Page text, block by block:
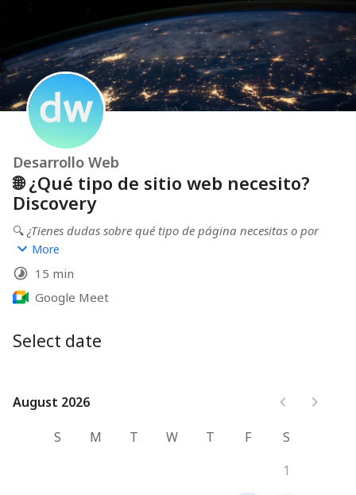
Desarrollo Web
🌐 ¿Qué tipo de sitio web necesito?
Discovery
🔍 ¿Tienes dudas sobre qué tipo de página necesitas o por
dónde empezar?
En esta sesión rápida analizamos tu negocio, objetivos y
te orientamos sobre la mejor solución web para ti.
Ideal si estás comenzando o quieres renovar tu sitio
More
15 min
Google Meet
Select date
August 2026
August 2026
S
M T W T F
S
1